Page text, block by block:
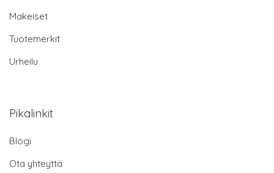
Makeiset
Tuotemerkit
Urheilu
Pikalinkit
Blogi
Ota yhteyttä